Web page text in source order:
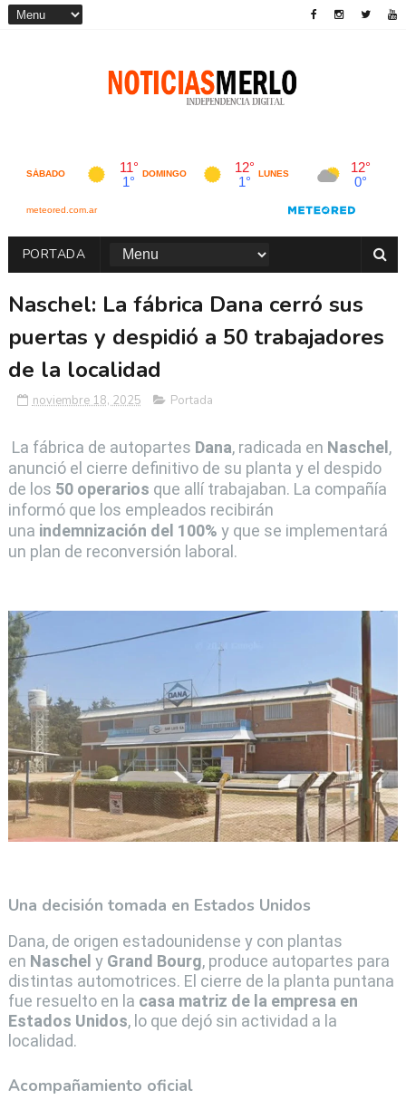
PORTADA
Naschel: La fábrica Dana cerró sus
puertas y despidió a 50 trabajadores
de la localidad
noviembre 18, 2025 Portada
La fábrica de autopartes Dana, radicada en Naschel,
anunció el cierre definitivo de su planta y el despido
de los 50 operarios que allí trabajaban. La compañía
informó que los empleados recibirán
una indemnización del 100% y que se implementará
un plan de reconversión laboral.
Una decisión tomada en Estados Unidos
Dana, de origen estadounidense y con plantas
en Naschel y Grand Bourg, produce autopartes para
distintas automotrices. El cierre de la planta puntana
fue resuelto en la casa matriz de la empresa en
Estados Unidos, lo que dejó sin actividad a la
localidad.
Acompañamiento oficial